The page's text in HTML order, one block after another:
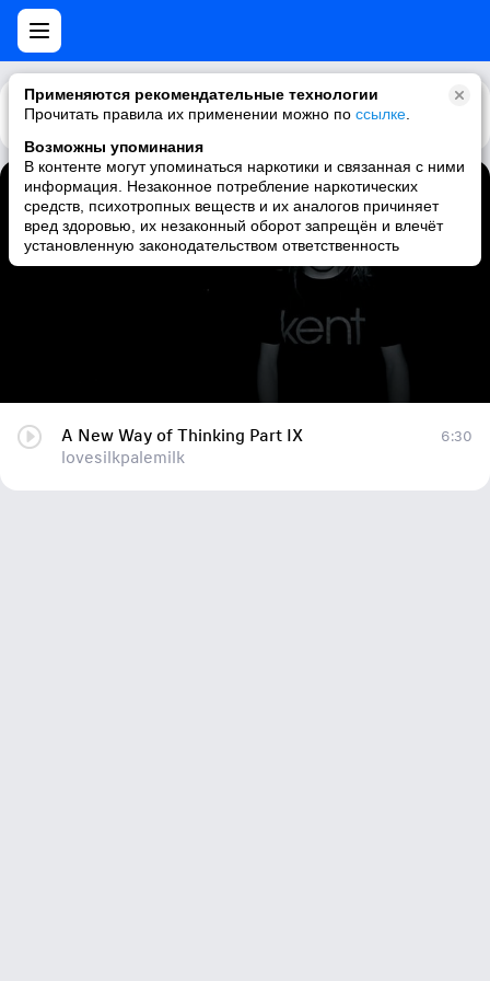
Применяются рекомендательные технологии
Прочитать правила их применении можно по ссылке
Возможны упоминания
В контенте могут упоминаться наркотики и связанная с ними
информация. Незаконное потребление наркотических
средств, психотропных веществ и их аналогов причиняет
вред здоровью, их незаконный оборот запрещён и влечёт
установленную законодательством ответственность
Каталог Рекомендации
A New Way of Thinking Part IX
lovesilkpalemilk
A New Way of Thinking Part IX
lovesilkpalemilk
6:30